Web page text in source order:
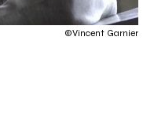
©Vincent Garnier